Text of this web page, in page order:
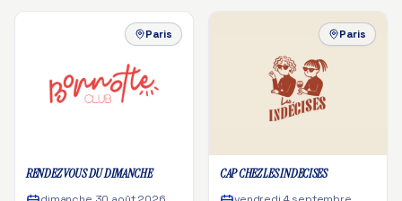
Paris
RENDEZ VOUS DU DIMANCHE
Paris
CAP CHEZ LES INDECISES